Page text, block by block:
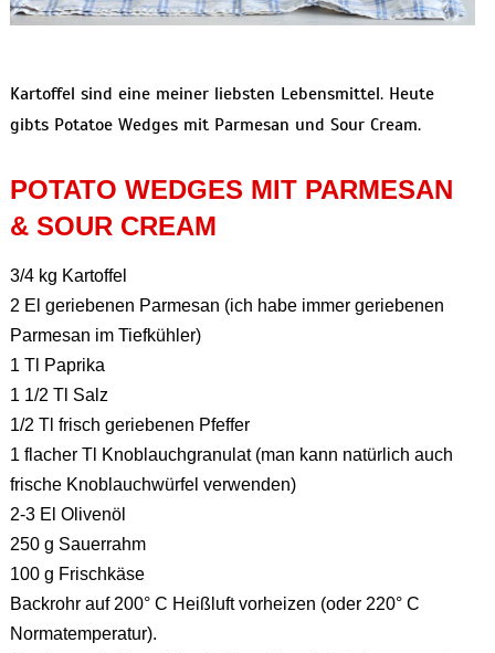
Kartoffel sind eine meiner liebsten Lebensmittel. Heute
gibts Potatoe Wedges mit Parmesan und Sour Cream.
POTATO WEDGES MIT PARMESAN
& SOUR CREAM
3/4 kg Kartoffel
2 El geriebenen Parmesan (ich habe immer geriebenen
Parmesan im Tiefkühler)
1 Tl Paprika
1 1/2 Tl Salz
1/2 Tl frisch geriebenen Pfeffer
1 flacher Tl Knoblauchgranulat (man kann natürlich auch
frische Knoblauchwürfel verwenden)
2-3 El Olivenöl
250 g Sauerrahm
100 g Frischkäse
Backrohr auf 200° C Heißluft vorheizen (oder 220° C
Normatemperatur).